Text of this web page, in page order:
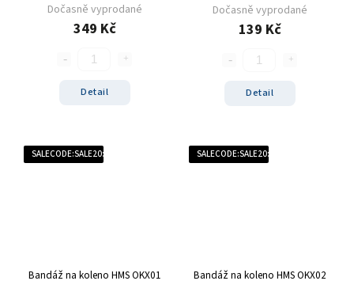
Dočasně vyprodané
349 Kč
Detail
Dočasně vyprodané
139 Kč
Detail
SALECODE:SALE20:20:%
Bandáž na koleno HMS OKX01
SALECODE:SALE20:20:%
Bandáž na koleno HMS OKX02